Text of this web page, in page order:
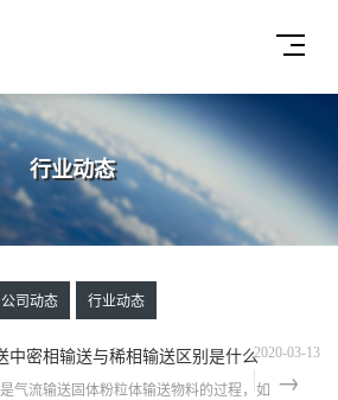
行业动态
公司动态 行业动态
中密相输送与稀相输送区别是什么2020-03-13
气流输送固体粉粒体输送物料的过程，如